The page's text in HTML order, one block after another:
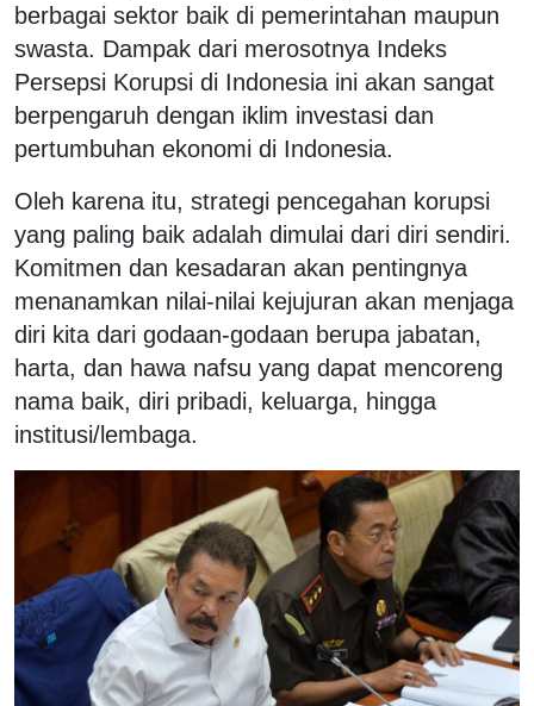
berbagai sektor baik di pemerintahan maupun
swasta. Dampak dari merosotnya Indeks
Persepsi Korupsi di Indonesia ini akan sangat
berpengaruh dengan iklim investasi dan
pertumbuhan ekonomi di Indonesia.
Oleh karena itu, strategi pencegahan korupsi
yang paling baik adalah dimulai dari diri sendiri.
Komitmen dan kesadaran akan pentingnya
menanamkan nilai-nilai kejujuran akan menjaga
diri kita dari godaan-godaan berupa jabatan,
harta, dan hawa nafsu yang dapat mencoreng
nama baik, diri pribadi, keluarga, hingga
institusi/lembaga.